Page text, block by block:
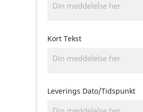
Kort Tekst
Leverings Dato/Tidspunkt